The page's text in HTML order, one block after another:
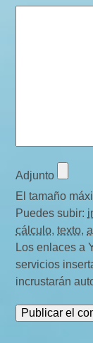
Adjunto
El tamaño
Puedes subir:
cálculo,texto,
Los enlaces a
servicios
incrustarán